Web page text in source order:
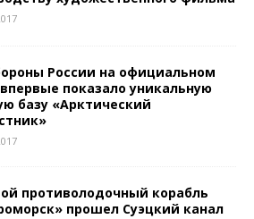
России на официальном
показало уникальную
базу «Арктический
противолодочный корабль
прошел Суэцкий канал